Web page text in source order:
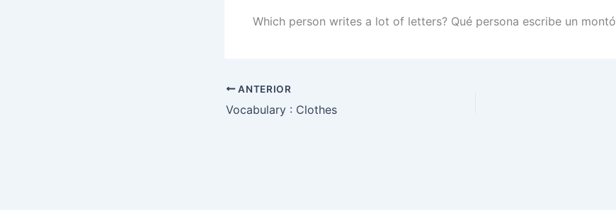
Which person writes a lot of letters? Qué persona escribe un
ANTERIOR
Vocabulary : Clothes